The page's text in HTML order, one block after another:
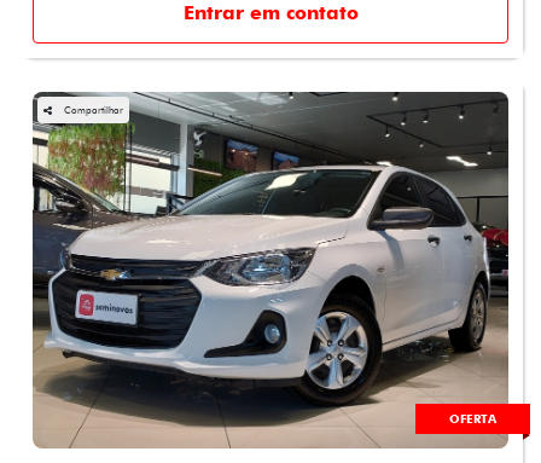
Entrar em contato
OFERTA
Compartilhar